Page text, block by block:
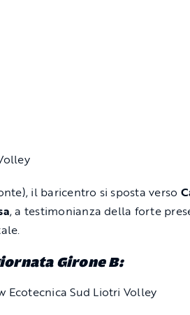
il baricentro si sposta verso
, a testimonianza della forte
Girone B:
Ecotecnica Sud Liotri Volley